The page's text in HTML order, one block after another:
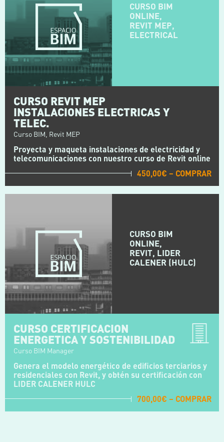
CURSO BIM
ONLINE,
REVIT MEP,
ELECTRICAL
CURSO REVIT MEP
INSTALACIONES ELECTRICAS Y
TELEC.
Curso BIM, Revit MEP
Proyecta y maqueta instalaciones de electricidad y
telecomunicaciones con nuestro curso de Revit online
450,00€ – COMPRAR
CURSO BIM
ONLINE,
REVIT, LIDER
CALENER (HULC)
CURSO CERTIFICACION
ENERGETICA Y SOSTENIBILIDAD
Curso BIM Manager
Genera el modelo energético de edificios terciarios y
residenciales con Revit, y obtén su certificación con
LIDER CALENER HULC
700,00€ – COMPRAR